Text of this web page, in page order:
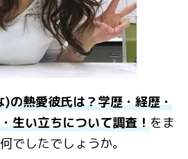
の熱愛彼氏は？学歴・経歴・
生い立ちについて調査！をま
でしたでしょうか。